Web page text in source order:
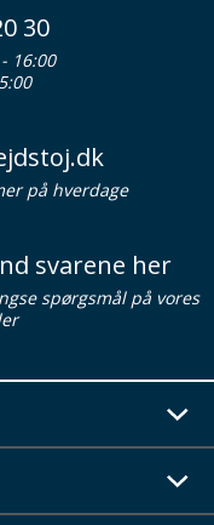
30
16:00
på hverdage
svarene her
spørgsmål på vores